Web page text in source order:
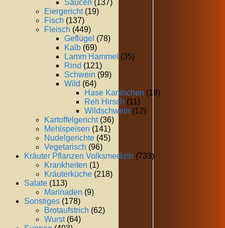
Saucen (137)
Eiergericht(19)
Fisch (137)
Fleisch (449)
Geflügel (78)
Kalb (69)
Lamm Hammel (35)
Rind (121)
Schwein (99)
Wild (64)
Hase Kaninchen (18)
Reh Hirsch (11)
Wildschwein (12)
Kartoffelgericht(36)
Mehlspeisen (141)
Nudelgerichte (45)
Vegetarisch (96)
Kräuter Pflanzen Volksmedizin (733)
Krankheiten (1)
Kräuterküche (218)
Salate (113)
Marinaden (9)
Sonstiges (178)
Brotaufstrich (62)
Wurst(64)